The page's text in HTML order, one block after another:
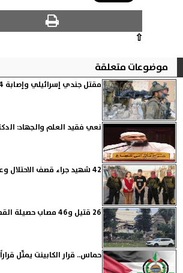
⇧
موضوعات متعلقة
مقتل جندي إسرائيلي وإصابة 4 في اشتباكات مع المقاومة شمالي غزة
نعي فقيد العلم والجهاد:
42 شهيد جراء قصف الاحتلال وعيدان ألكسندر يرفض لقاء نتنياهو
26 قتيل و46 مصاب حصيلة القصف المتبادل بين الهند وباكستان
حماس.. قرار الكابينت يمثّل